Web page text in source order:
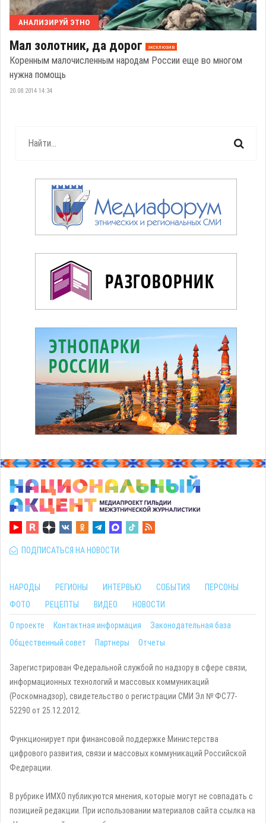
АНАЛИЗИРУЙ ЭТНО
Мал золотник, да дорог эксклюзив
Коренным малочисленным народам России еще во многом
нужна помощь
20.08.2014 14:34
ПОДПИСАТЬСЯ НА НОВОСТИ
НАРОДЫ РЕГИОНЫ ИНТЕРВЬЮ СОБЫТИЯ
ПЕРСОНЫ
ФОТО
РЕЦЕПТЫ ВИДЕО НОВОСТИ
О проекте Контактная информация
Законодательная база
Общественный совет
Партнеры Отчеты
Зарегистрирован Федеральной службой по надзору в сфере связи,
информационных технологий и массовых коммуникаций
(Роскомнадзор), свидетельство о регистрации СМИ Эл № ФС77-
52290 от 25.12.2012.
Функционирует при финансовой поддержке Министерства
цифрового развития, связи и массовых коммуникаций Российской
Федерации.
В рубрике ИМХО публикуются мнения, которые могут не совпадать с
позицией редакции. При использовании материалов сайта ссылка на